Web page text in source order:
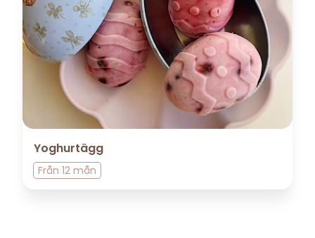
Yoghurtägg
Från 12 mån